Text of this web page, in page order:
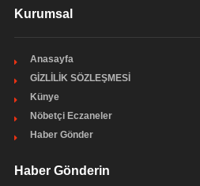
Kurumsal
Anasayfa
GİZLİLİK SÖZLEŞMESİ
Künye
Nöbetçi Eczaneler
Haber Gönder
Haber Gönderin